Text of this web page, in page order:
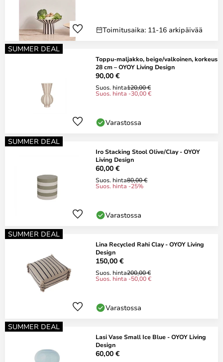
Toimitusaika: 11-16 arkipäivää
SUMMER DEAL
Toppu-maljakko, beige/valkoinen, korkeus
28 cm – OYOY Living Design
90,00 €
Suos. hinta120,00 €
Suos. hinta -30,00 €
Varastossa
SUMMER DEAL
Iro Stacking Stool Olive/Clay - OYOY
Living Design
60,00 €
Suos. hinta80,00 €
Suos. hinta -25%
Varastossa
SUMMER DEAL
Lina Recycled Rahi Clay - OYOY Living
Design
150,00 €
Suos. hinta200,00 €
Suos. hinta -50,00 €
Varastossa
SUMMER DEAL
Lasi Vase Small Ice Blue - OYOY Living
Design
60,00 €